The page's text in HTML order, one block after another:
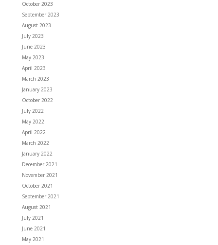
October 2023
September 2023
August 2023
July 2023
June 2023
May 2023
April 2023
March 2023
January 2023
October 2022
July 2022
May 2022
April 2022
March 2022
January 2022
December 2021
November 2021
October 2021
September 2021
August 2021
July 2021
June 2021
May 2021